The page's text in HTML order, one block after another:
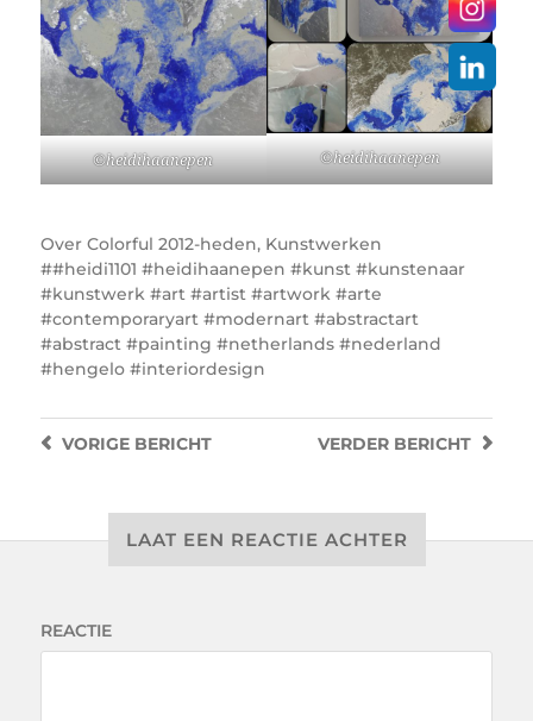
©heidihaanepen ©heidihaanepen
Over Colorful 2012-heden, Kunstwerken
#heidi1101 #heidihaanepen #kunst #kunstenaar
#kunstwerk #art #artist #artwork #arte
#contemporaryart #modernart #abstractart
#abstract #painting #netherlands #nederland
#hengelo #interiordesign
VERDER BERICHT
VORIGEBERICHT
LAAT EEN REACTIE ACHTER
REACTIE